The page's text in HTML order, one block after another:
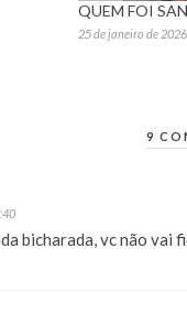
QUEM FOI
25 de janeiro de 2026
9
bicharada, vc não vai